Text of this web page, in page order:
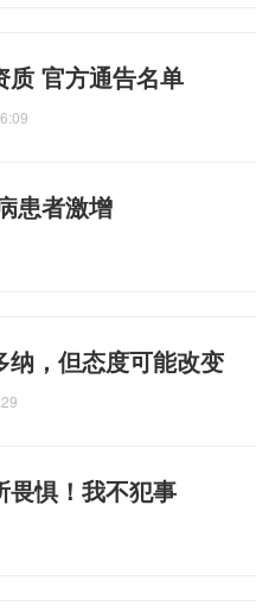
质 官方通告名单
患者激增
，但态度可能改变
畏惧！我不犯事